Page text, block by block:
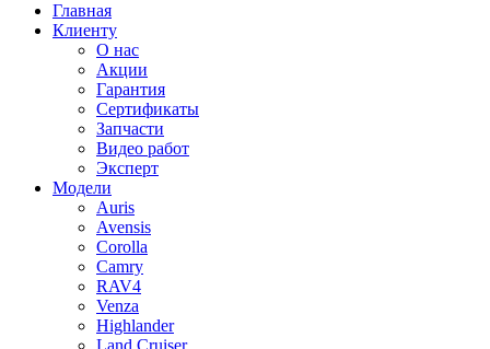
Главная
Клиенту
О нас
Акции
Гарантия
Сертификаты
Запчасти
Видео работ
Эксперт
Модели
Auris
Avensis
Corolla
Camry
RAV4
Venza
Highlander
Land Cruiser